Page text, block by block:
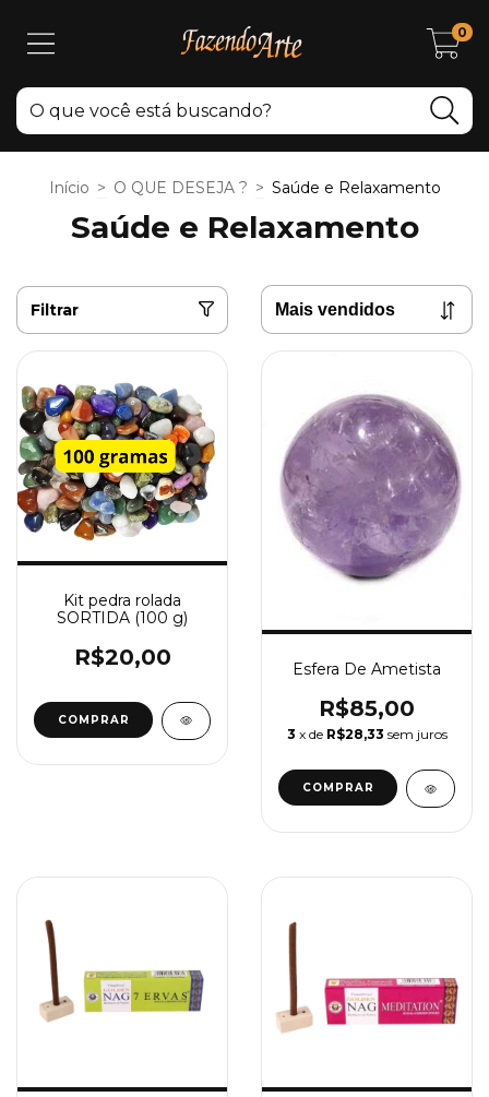
0
Início > O QUE DESEJA ? > Saúde e Relaxamento
Saúde e Relaxamento
Filtrar
Kit pedra rolada
SORTIDA (100 g)
R$20,00 Esfera De Ametista
R$85,00
3 x de R$28,33 sem juros
COMPRAR